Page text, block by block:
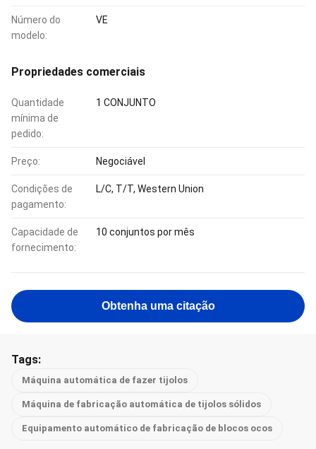
Número do
modelo:
VE
Propriedades comerciais
Quantidade
mínima de
pedido:
1 CONJUNTO
Preço: Negociável
Condições de
pagamento:
L/C, T/T, Western Union
Capacidade de
fornecimento:
10 conjuntos por mês
Obtenha uma citação
Tags:
Máquina automática de fazer tijolos
Máquina de fabricação automática de tijolos sólidos
Equipamento automático de fabricação de blocos ocos